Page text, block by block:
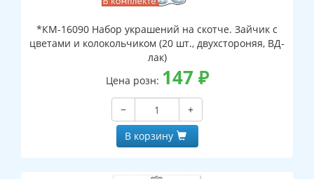
*КМ-16090 Набор украшений на скотче. Зайчик с
цветами и колокольчиком (20 шт., двухстороняя, ВД-
лак)
Цена розн: 147 ₽
−
+
В корзину